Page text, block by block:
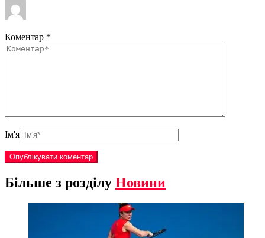
Коментар *
Ім'я
Більше з розділу Новини